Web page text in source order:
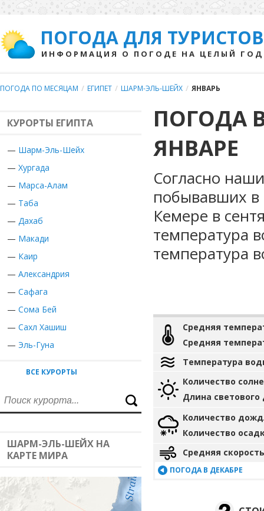
ПОГОДА ДЛЯ ТУРИСТОВ
ИНФОРМАЦИЯ О ПОГОДЕ НА ЦЕЛЫЙ ГОД
ПОГОДА ПО МЕСЯЦАМ / ЕГИПЕТ / ШАРМ-ЭЛЬ-ШЕЙХ / ЯНВАРЬ
КУРОРТЫ ЕГИПТА
— Шарм-Эль-Шейх
— Хургада
— Марса-Алам
— Таба
— Дахаб
— Макади
— Каир
— Александрия
— Сафага
— Сома Бей
— Сахл Хашиш
— Эль-Гуна
ВСЕ КУРОРТЫ
ШАРМ-ЭЛЬ-ШЕЙХ НА
КАРТЕ МИРА
ПОГОДА
ЯНВАРЕ
Согласно
побывавших в
Кемере в
температура
температура
Средняя
Средняя
Температура
Количество
Длина светового
Количество
Количество
Средняя
ПОГОДА В ДЕКАБРЕ